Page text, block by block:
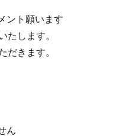
ント願います
たします。
だきます。
ん